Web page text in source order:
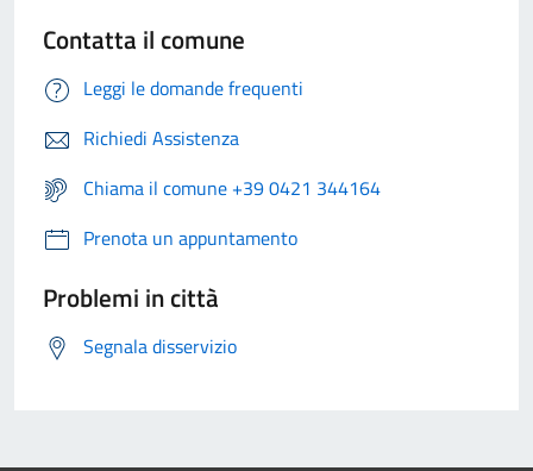
Contatta il comune
Leggi le domande frequenti
Richiedi Assistenza
Chiama il comune +39 0421 344164
Prenota un appuntamento
Problemi in città
Segnala disservizio